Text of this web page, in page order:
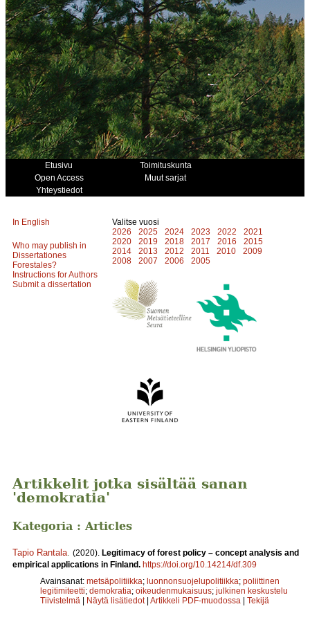
Etusivu
Toimituskunta
Open Access
Muut sarjat
Yhteystiedot
In English
Who may publish in
Dissertationes
Forestales?
Instructions for Authors
Submit a dissertation
Valitse vuosi
2026
2025 2024 2023 2022
2021
2020
2019 2018 2017 2016
2015
2014
2013 2012 2011 2010
2009
2008
2007 2006 2005
Artikkelit jotka sisältää sanan
'demokratia'
Kategoria : Articles
Tapio Rantala (2020). Legitimacy of forest policy – concept analysis and
empirical applications in Finland. https://doi.org/10.14214/df.309
Avainsanat: metsäpolitiikka; luonnonsuojelupolitiikka; poliittinen
legitimiteetti; demokratia; oikeudenmukaisuus; julkinen keskustelu
Tiivistelmä | Näytä lisätiedot | Artikkeli PDF-muodossa | Tekijä